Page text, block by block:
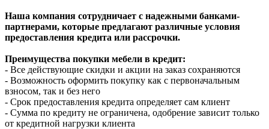
Наша компания сотрудничает с надежными банками-
партнерами, которые предлагают различные условия
предоставления кредита или рассрочки.
Преимущества покупки мебели в кредит:
- Все действующие скидки и акции на заказ сохраняются
- Возможность оформить покупку как с первоначальным
взносом, так и без него
- Срок предоставления кредита определяет сам клиент
- Сумма по кредиту не ограничена, одобрение зависит только
от кредитной нагрузки клиента